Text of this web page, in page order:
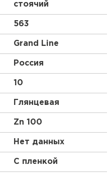
кровли отсутствуют.
длиной более
«подвижные»
повышенной
при выполнении
не просто
за друга, а еще и
стоячий
563
Grand Line
Россия
10
Глянцевая
Zn 100
Нет данных
С пленкой